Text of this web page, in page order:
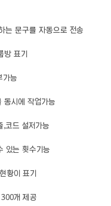
는 문구를 자동으로 전송
방 표기
가능
동시에 작업가능
,코드 설저가능
있는 횟수기능
황이 표기
개 제공